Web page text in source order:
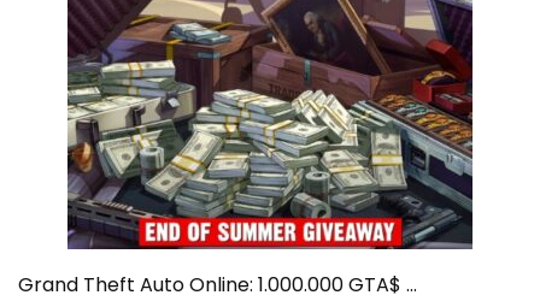
Grand Theft Auto Online: 1.000.000 GTA$ ...